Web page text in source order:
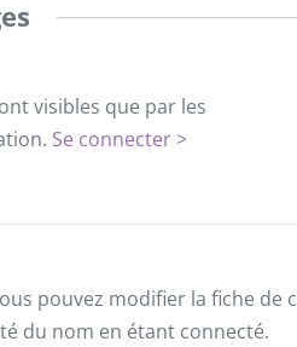
visibles que par les
Se connecter >
pouvez modifier la fiche
du nom en étant connecté.